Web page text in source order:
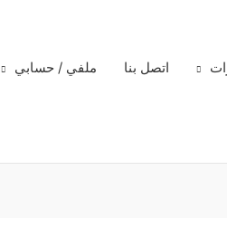
اتصل بنا ملفي / حسابي